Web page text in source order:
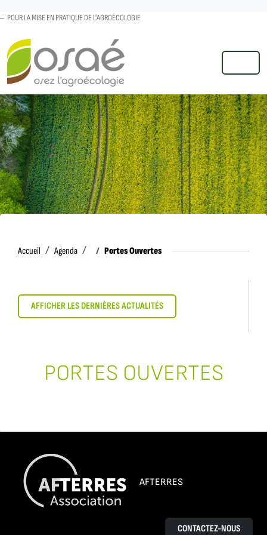
POUR LA MISE EN PRATIQUE DE L'AGROÉCOLOGIE
MENU
Accueil AccueilAgenda Portes Ouvertes
AFFICHER LES DERNIÈRES ACTUALITÉS
PORTES OUVERTES
AFTERRES
CONTACTEZ-NOUS